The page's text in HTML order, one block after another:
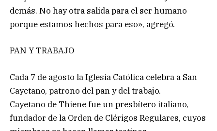
demás. No hay otra salida para el ser humano
porque estamos hechos para eso», agregó.
PAN Y TRABAJO
Cada 7 de agosto la Iglesia Católica celebra a San
Cayetano, patrono del pan y del trabajo.
Cayetano de Thiene fue un presbítero italiano,
fundador de la Orden de Clérigos Regulares, cuyos